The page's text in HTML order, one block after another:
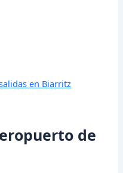
en Biarritz
de